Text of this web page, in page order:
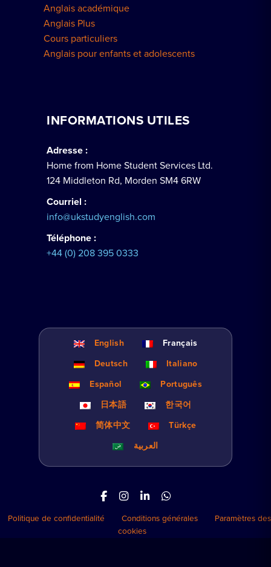
Anglais académique
Anglais Plus
Cours particuliers
Anglais pour enfants et adolescents
INFORMATIONS UTILES
Adresse :
Home from Home Student Services Ltd.
124 Middleton Rd, Morden SM4 6RW
Courriel :
info@ukstudyenglish.com
Téléphone :
+44 (0) 208 395 0333
English
Français
Deutsch
Italiano
Español
Português
日本語
한국어
简体中文
Türkçe
العربية
Politique de confidentialité Conditions générales
Paramètres des
cookies